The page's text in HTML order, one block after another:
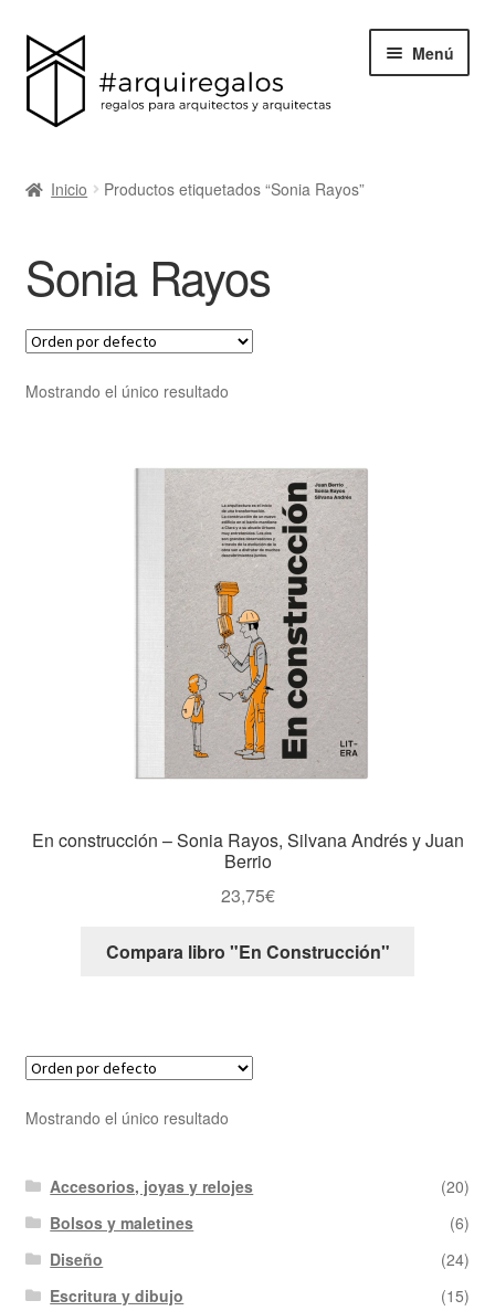
Menú
BLACK FRIDAY
Blog
Acerca de ArquiRegalos
Inicio Productos etiquetados “Sonia Rayos”
Sonia Rayos
Mostrando el único resultado
En construcción – Sonia Rayos, Silvana Andrés y Juan
Berrio
23,75€
Compara libro "En Construcción"
Mostrando el único resultado
Accesorios, joyas y relojes
(20)
Bolsos y maletines
(6)
Diseño
(24)
Escritura y dibujo
(15)